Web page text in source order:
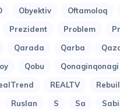
Obyektiv Oftamoloq
Prezident Problem
Qarada Qarba
Qobu Qonaginqonagi
REALTV
Ruslan S Sa